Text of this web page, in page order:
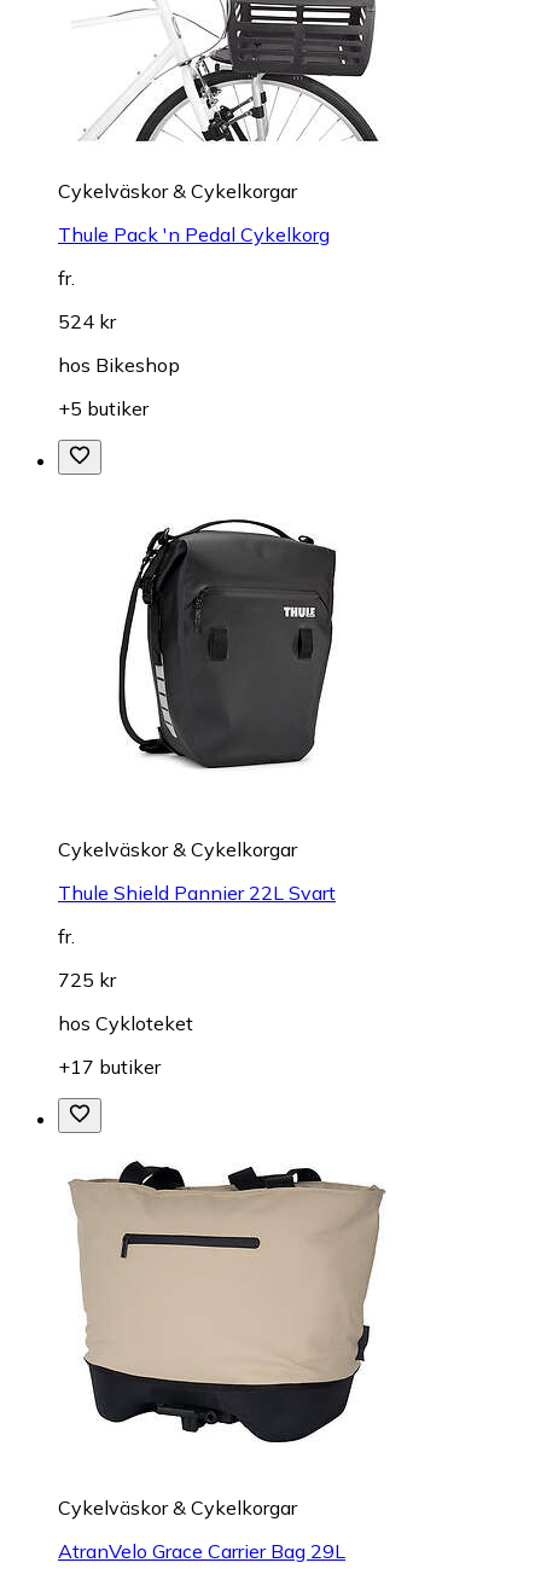
Cykelväskor & Cykelkorgar
Thule Pack 'n Pedal Cykelkorg
fr.
524 kr
hos Bikeshop
+5 butiker
Cykelväskor & Cykelkorgar
Thule Shield Pannier 22L Svart
fr.
725 kr
hos Cykloteket
+17 butiker
Cykelväskor & Cykelkorgar
AtranVelo Grace Carrier Bag 29L